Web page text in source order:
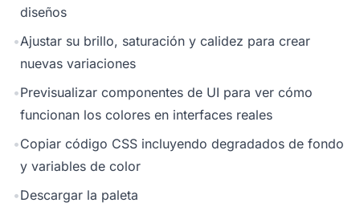
diseños
•Ajustar su brillo, saturación y calidez para crear
nuevas variaciones
•Previsualizar componentes de UI para ver cómo
funcionan los colores en interfaces reales
•Copiar código CSS incluyendo degradados de fondo
y variables de color
•Descargar la paleta